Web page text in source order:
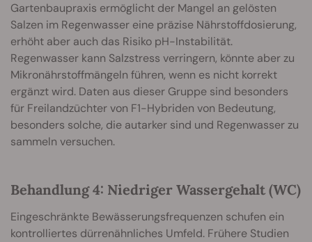
Gartenbaupraxis ermöglicht der Mangel an gelösten
Salzen im Regenwasser eine präzise Nährstoffdosierung,
erhöht aber auch das Risiko pH-Instabilität.
Regenwasser kann Salzstress verringern, könnte aber zu
Mikronährstoffmängeln führen, wenn es nicht korrekt
ergänzt wird. Daten aus dieser Gruppe sind besonders
für Freilandzüchter von F1-Hybriden von Bedeutung,
besonders solche, die autarker sind und Regenwasser zu
sammeln versuchen.
Behandlung 4: Niedriger Wassergehalt (WC)
Eingeschränkte Bewässerungsfrequenzen schufen ein
kontrolliertes dürrenähnliches Umfeld. Frühere Studien